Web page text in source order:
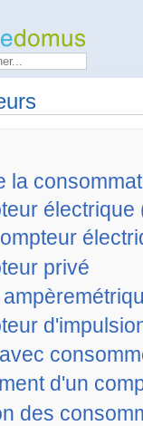
la
électrique
privé
d'un
des